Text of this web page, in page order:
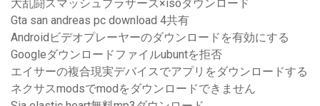
大乱闘スマッシュブラザーズ×isoダウンロード
Gta san andreas pc download 4共有
Androidビデオプレーヤーのダウンロードを有効にする
Googleダウンロードファイルubuntを拒否
エイサーの複合現実デバイスでアプリをダウンロードする
ネクサスmodsでmodをダウンロードできません